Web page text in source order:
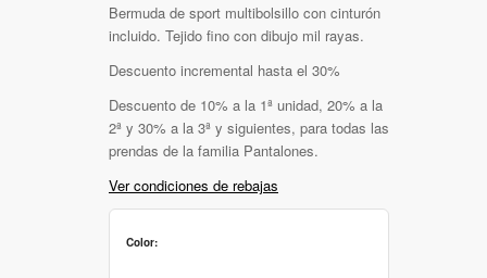
Bermuda de sport multibolsillo con cinturón
incluido. Tejido fino con dibujo mil rayas.
Descuento incremental hasta el 30%
Descuento de 10% a la 1ª unidad, 20% a la
2ª y 30% a la 3ª y siguientes, para todas las
prendas de la familia Pantalones.
Ver condiciones de rebajas
Color: